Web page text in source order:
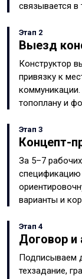
связывается в
Этап 2
Выезд
Конструктор
привязку к
топоплану и
Этап 3
Концепт-
За 5–7
спецификацию
варианты и
Этап 4
Договор и
Подписываем
техзадание,